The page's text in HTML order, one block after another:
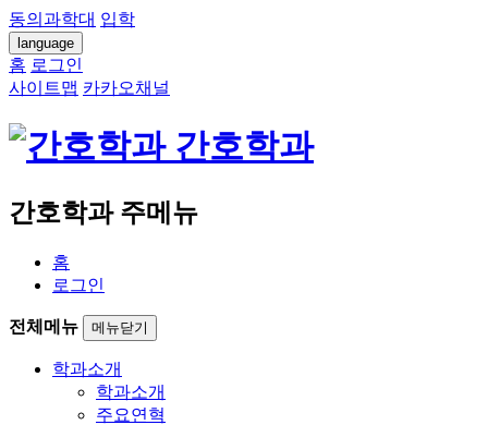
동의과학대 입학
language
홈 로그인
사이트맵 카카오채널
간호학과
간호학과 주메뉴
홈
로그인
전체메뉴 메뉴닫기
학과소개
학과소개
주요연혁